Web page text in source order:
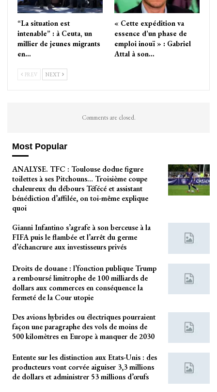
“La situation est
intenable” : à Ceuta, un
millier de jeunes migrants
en…
« Cette expédition va
essence d’un phase de
emploi inouï » : Gabriel
Attal à son…
PREV NEXT
Comments are closed.
Most Popular
ANALYSE. TFC : Toulouse dodue figure
toilettes à ses Pitchouns… Troisième coupe
chaleureux du débours Téfécé et assistant
bénédiction d’affilée, on toi-même explique
quoi
Gianni Infantino s’agrafe à son berceuse à la
FIFA puis le flambée et l’arrêt du germe
d’échancrure aux investisseurs privés
Droits de douane : l’fonction publique Trump
a remboursé limitrophe de 100 milliards de
dollars aux commerces en conséquence la
fermeté de la Cour utopie
Des avions hybrides ou électriques pourraient
façon une paragraphe des vols de moins de
500 kilomètres en Europe à manquer de 2030
Entente sur les distinction aux Etats-Unis : des
producteurs vont corvée aiguiser 3,3 millions
de dollars et administrer 53 millions d’œufs